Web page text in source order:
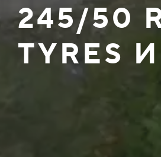
245/50
TYRES